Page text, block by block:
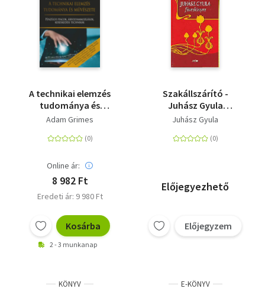
A technikai elemzés
tudománya és
művészete - Pénzügyi
árfolyammozgások,
Adam Grimes
Online ár:
8 982 Ft
Eredeti ár: 9 980 Ft
Kosárba
2 - 3 munkanap
Szakállszárító -
Juhász Gyula
füveskönyve
Juhász Gyula
Előjegyezhető
Előjegyzem
KÖNYV E-KÖNYV